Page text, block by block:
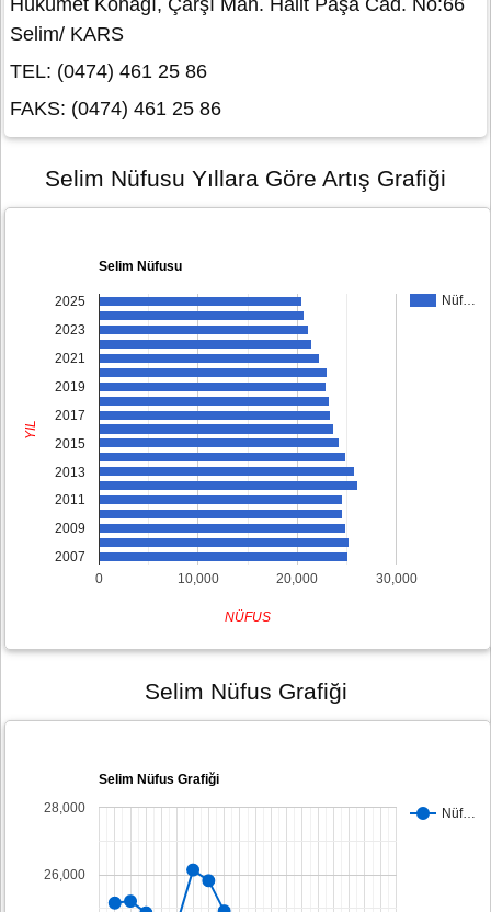
Hükümet Konağı, Çarşı Mah. Halit Paşa Cad. No:66
Selim/ KARS
TEL: (0474) 461 25 86
FAKS: (0474) 461 25 86
Selim Nüfusu Yıllara Göre Artış Grafiği
Selim Nüfusu
Nüf…
0 10,000 20,000 30,000
2025
2023
2021
2019
2017
2015
2013
2011
2009
2007
NÜFUS
YIL
Selim Nüfus Grafiği
Selim Nüfus Grafiği
Nüf…
26,000
28,000